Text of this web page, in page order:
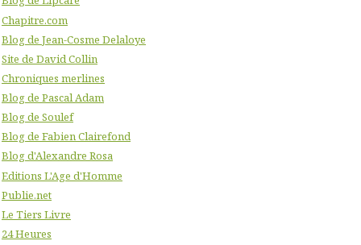
Chapitre.com
Blog de Jean-Cosme Delaloye
Site de David Collin
Chroniques merlines
Blog de Pascal Adam
Blog de Soulef
Blog de Fabien Clairefond
Blog d'Alexandre Rosa
Editions L'Age d'Homme
Publie.net
Le Tiers Livre
24 Heures